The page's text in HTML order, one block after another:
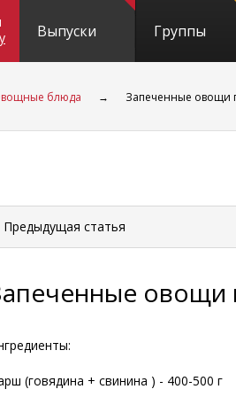
Выпуски Группы
блюда → Запеченные овощи
статья
овощи
(говядина + свинина ) - 400-500 г